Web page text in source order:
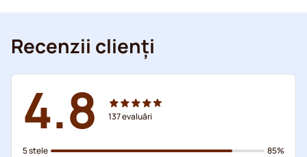
Recenzii clienți
4.8 137evaluări
5 stele
85%